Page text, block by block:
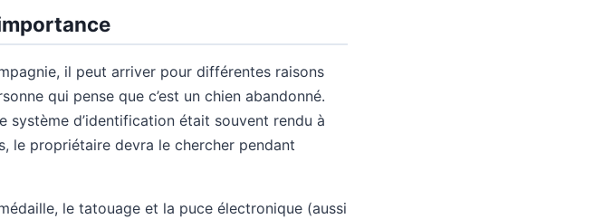
il peut arriver pour différentes raisons
qui pense que c’est un chien abandonné.
système d’identification était souvent rendu à
le propriétaire devra le chercher pendant
le tatouage et la puce électronique (aussi